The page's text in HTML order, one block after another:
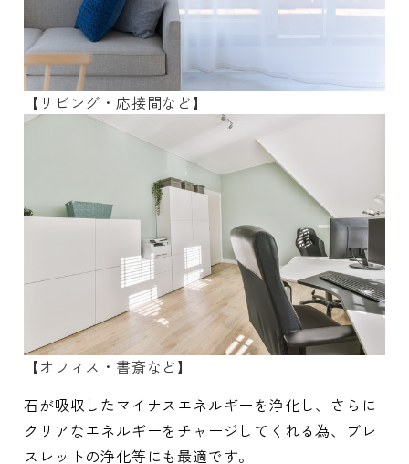
【リビング・応接間など】
【オフィス・書斎など】
石が吸収したマイナスエネルギーを浄化し、さらに
クリアなエネルギーをチャージしてくれる為、ブレ
スレットの浄化等にも最適です。